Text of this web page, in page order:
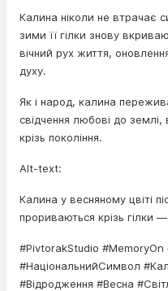
Калина ніколи не втрачає
зими її гілки знову
вічний рух життя,
духу.
Як і народ, калина
свідчення любові до
крізь покоління.
Alt-text:
Калина у весняному цвіті
прориваються крізь гілки
#PivtorakStudio #MemoryOn
#НаціональнийСимвол
#Відродження #Весна